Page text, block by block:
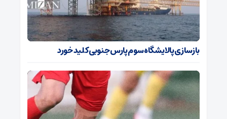
بازسازی پالایشگاه سوم پارس جنوبی کلید خورد